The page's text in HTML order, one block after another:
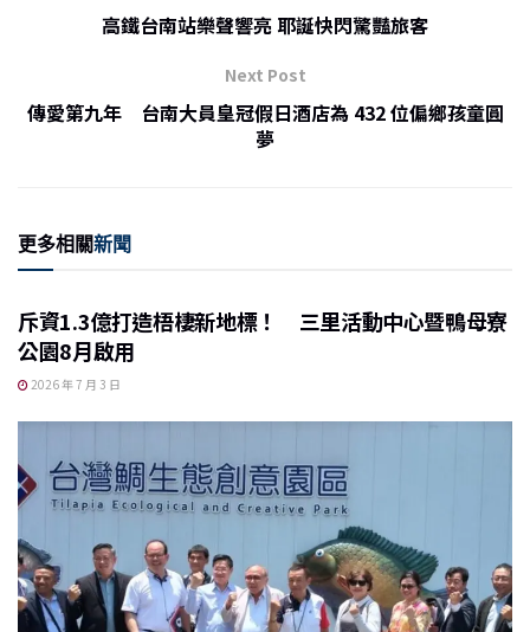
b
o
k
at
高鐵台南站樂聲響亮 耶誕快閃驚豔旅客
Next Post
傳愛第九年 台南大員皇冠假日酒店為 432 位偏鄉孩童圓
夢
更多相關新聞
斥資1.3億打造梧棲新地標！ 三里活動中心暨鴨母寮
公園8月啟用
2026 年 7 月 3 日